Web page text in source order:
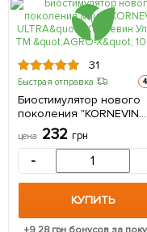
31
Быстрая отправка
Биостимулятор нового
поколения "KORNEVIN
ULTRA" (Корневин
ТМ "AGRO-X" 100г
цена 232 грн
-
КУПИТЬ